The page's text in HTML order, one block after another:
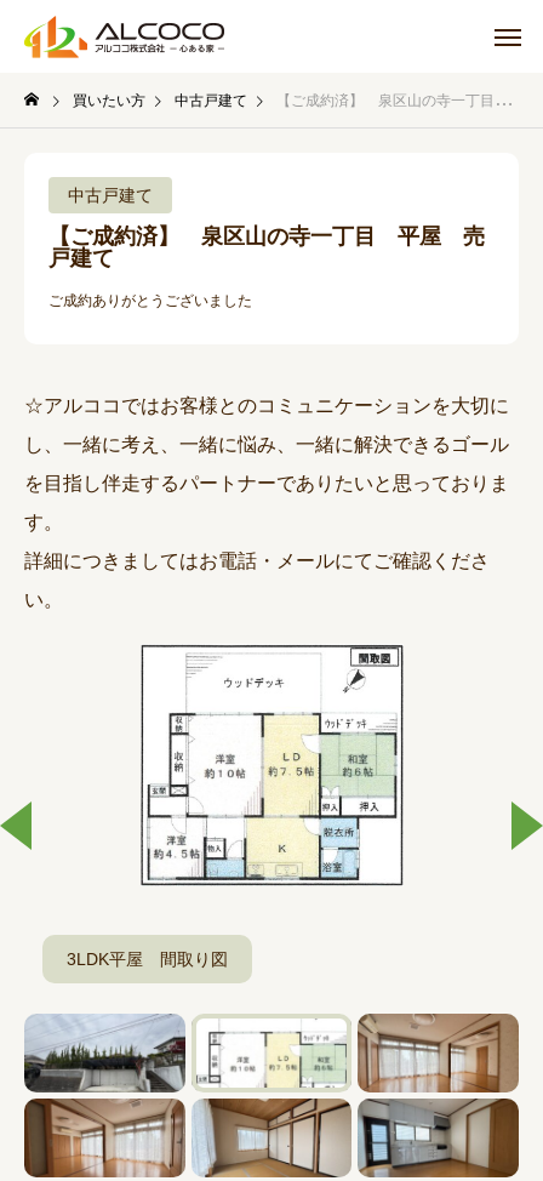
買いたい方 中古戸建て 【ご成約済】 泉区山の寺一丁目 平屋 売戸建て
中古戸建て
【ご成約済】 泉区山の寺一丁目 平屋 売
戸建て
ご成約ありがとうございました
3LDK平屋 間取り図
>
☆アルココではお客様とのコミュニケーションを大切に
し、一緒に考え、一緒に悩み、一緒に解決できるゴール
を目指し伴走するパートナーでありたいと思っておりま
す。
詳細につきましてはお電話・メールにてご確認くださ
い。